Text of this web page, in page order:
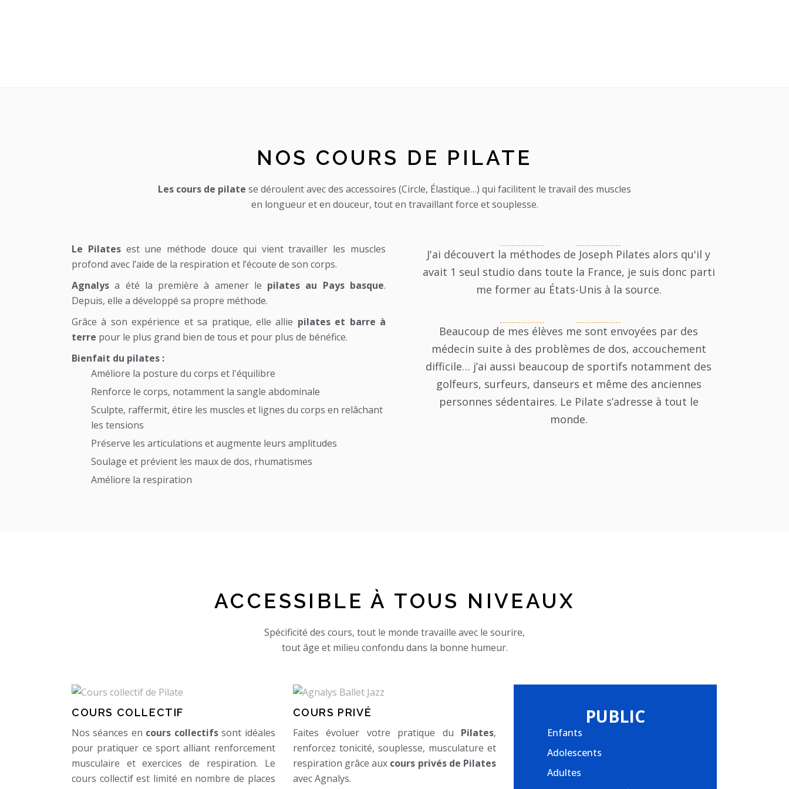
NOS COURS DE PILATE
Les cours de pilate se déroulent avec des accessoires (Circle, Élastique…) qui facilitent le travail des muscles
en longueur et en douceur, tout en travaillant force et souplesse.
Le Pilatesest une méthode douce qui vient travailler les muscles
profond avec l’aide de la respiration et l’écoute de son corps.
Agnalys a été la première à amener le pilates au Pays basque.
Depuis, elle a développé sa propre méthode.
Grâce à son expérience et sa pratique, elle allie pilates et barre à
terre pour le plus grand bien de tous et pour plus de bénéfice.
Bienfait du pilates :
Améliore la posture du corps et l'équilibre
Renforce le corps, notamment la sangle abdominale
Sculpte, raffermit, étire les muscles et lignes du corps en relâchant
les tensions
Préserve les articulations et augmente leurs amplitudes
Soulage et prévient les maux de dos, rhumatismes
Améliore la respiration
J'ai découvert la méthodes de Joseph Pilates alors qu'il y
avait 1 seul studio dans toute la France, je suis donc parti
me former au États-Unis à la source.
Beaucoup de mes élèves me sont envoyées par des
médecin suite à des problèmes de dos, accouchement
difficile… j’ai aussi beaucoup de sportifs notamment des
golfeurs, surfeurs, danseurs et même des anciennes
personnes sédentaires. Le Pilate s’adresse à tout le
monde.
ACCESSIBLE À TOUS NIVEAUX
Spécificité des cours, tout le monde travaille avec le sourire,
tout âge et milieu confondu dans la bonne humeur.
COURS COLLECTIF
Nos séances en cours collectifssont idéales
pour pratiquer ce sport alliant renforcement
musculaire et exercices de respiration. Le
cours collectif est limité en nombre de places
COURS PRIVÉ
Faites évoluer votre pratique du Pilates,
renforcez tonicité, souplesse, musculature et
respiration grâce aux cours privés de Pilates
avec Agnalys.
PUBLIC
Enfants
Adolescents
Adultes